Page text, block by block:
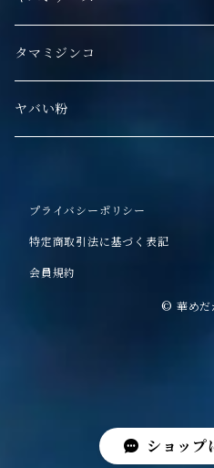
ショップ
タマミジンコ
ヤバい粉
プライバシーポリシー
特定商取引法に基づく表記
会員規約
© 華めだ